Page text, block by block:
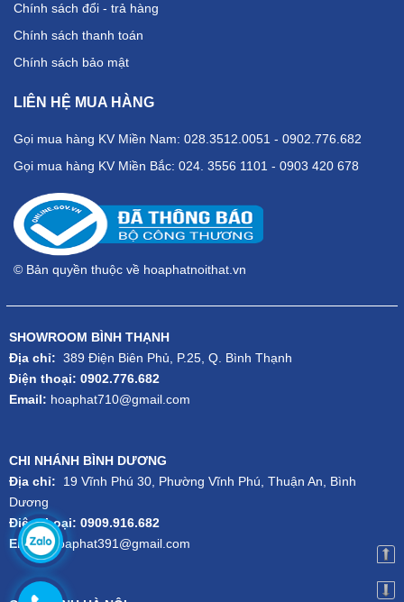
Chính sách đổi - trả hàng
Chính sách thanh toán
Chính sách bảo mật
LIÊN HỆ MUA HÀNG
Gọi mua hàng KV Miền Nam: 028.3512.0051 - 0902.776.682
Gọi mua hàng KV Miền Bắc: 024. 3556 1101 - 0903 420 678
© Bản quyền thuộc về hoaphatnoithat.vn
SHOWROOM BÌNH THẠNH
Địa chỉ: 389 Điện Biên Phủ, P.25, Q. Bình Thạnh
Điện thoại: 0902.776.682
Email: hoaphat710@gmail.com
CHI NHÁNH BÌNH DƯƠNG
Địa chỉ: 19 Vĩnh Phú 30, Phường Vĩnh Phú, Thuận An, Bình
Dương
Điện thoại: 0909.916.682
Email:hoaphat391@gmail.com